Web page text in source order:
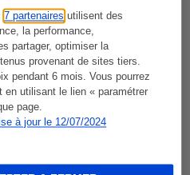
7 partenaires utilisent des
la performance,
partager, optimiser la
provenant de sites tiers.
pendant 6 mois. Vous pourrez
en utilisant le lien « paramétrer
page.
à jour le 12/07/2024
connectées
télésurveillance